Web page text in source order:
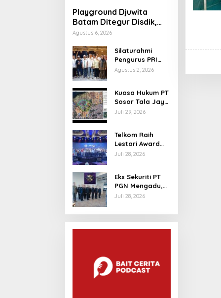
Playground Djuwita
Batam Ditegur Disdik,
Komisi IV DPRD
Agustus 6, 2026
Silaturahmi
Pengurus PRI
Kepri Bahas
Penguatan
Konsolidasi
Partai
Agustus 2, 2026
Kuasa Hukum PT
Sosor Tala Jaya
Tolak Klaim
Batu Merah
Juli 29, 2026
Telkom Raih
Lestari Award
2026 Berkat
Talenta Digital
Juli 28, 2026
Eks Sekuriti PT
PGN Mengadu,
Disnaker Kepri:
Juli 28, 2026